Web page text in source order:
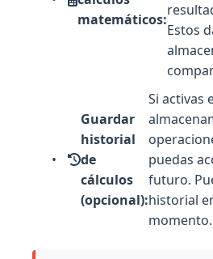
matemáticos:
Estos
Guardar
historial
de
cálculos
(opcional):
Si activas
puedas
futuro.
historial
momento.